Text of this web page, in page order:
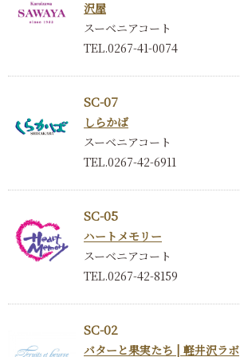
沢屋
スーベニアコート
TEL.0267-41-0074
SC-07
しらかば
スーベニアコート
TEL.0267-42-6911
SC-05
ハートメモリー
スーベニアコート
TEL.0267-42-8159
SC-02
バターと果実たち | 軽井沢ラボ